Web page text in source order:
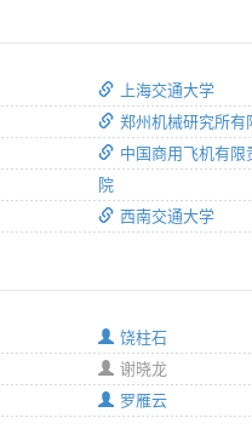
上海交通大学
郑州机械研究所有
中国商用飞机有限
院
西南交通大学
饶柱石
谢晓龙
罗雁云